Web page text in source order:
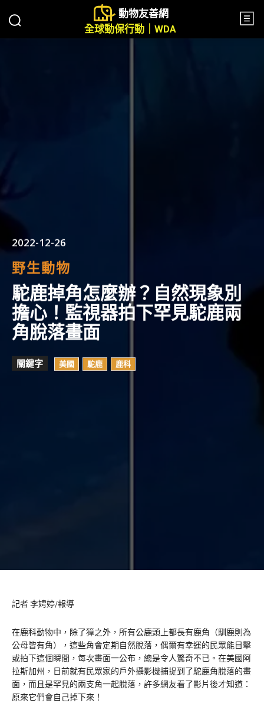
動物友善網
全球動保行動｜WDA
2022-12-26
野生動物
駝鹿掉角怎麼辦？自然現象別
擔心！監視器拍下罕見駝鹿兩
角脫落畫面
關鍵字 美國 駝鹿 鹿科
記者 李娉婷/報導
在鹿科動物中，除了獐之外，所有公鹿頭上都長有鹿角（馴鹿則為
公母皆有角），這些角會定期自然脫落，偶爾有幸運的民眾能目擊
或拍下這個瞬間，每次畫面一公布，總是令人驚奇不已。在美國阿
拉斯加州，日前就有民眾家的戶外攝影機捕捉到了駝鹿角脫落的畫
面，而且是罕見的兩支角一起脫落，許多網友看了影片後才知道：
原來它們會自己掉下來！